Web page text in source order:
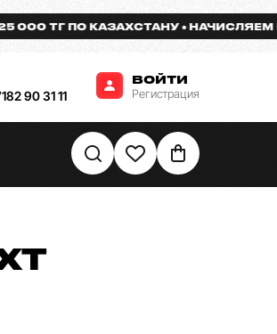
ТГ ПО КАЗАХСТАНУ НАЧИСЛЯЕМ
90 31 11
ВОЙТИ
Регистрация